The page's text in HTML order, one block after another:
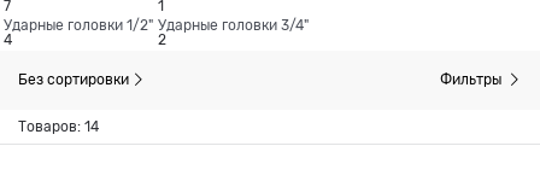
7
1
Ударные головки 1/2"
4
Ударные головки 3/4"
2
Без сортировки Фильтры
Товаров: 14